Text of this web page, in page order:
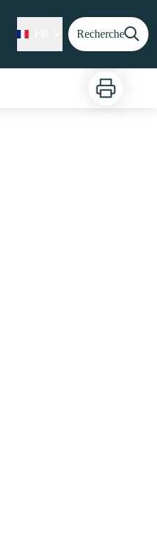
Recherche
Imprimer